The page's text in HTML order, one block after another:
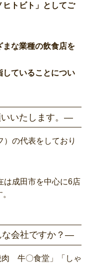
ヒトビト」としてご
まな業種の飲食店を
していることについ
いたします。―
の代表をしており
は成田市を中心に6店
会社ですか？―
肉 牛〇食堂」「しゃ